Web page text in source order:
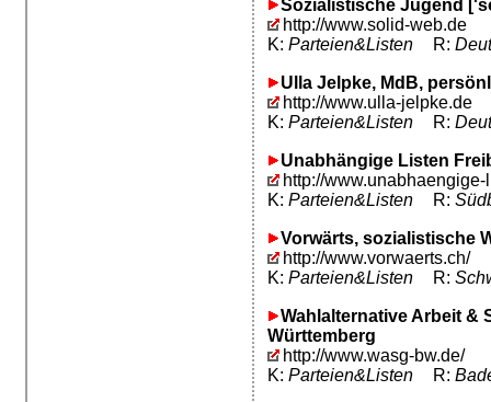
Sozialistische Jugend
http://www.solid-web.de
K: Parteien&Listen R:
Ulla Jelpke, MdB,
http://www.ulla-jelpke.de
K: Parteien&Listen R:
Unabhängige Listen
http://
K: Parteien&Listen R:
Vorwärts, sozialistische
http://www.vorwaerts.ch/
K: Parteien&Listen R:
Wahlalternative Arbeit &
Württemberg
http://www.wasg-bw.de/
K: Parteien&Listen R: